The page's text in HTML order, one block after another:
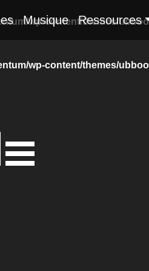
wp-content/themes/
wp-content/themes/
Musique Ressources